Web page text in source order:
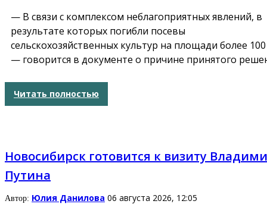
— В связи с комплексом неблагоприятных явлений, в
результате которых погибли посевы
сельскохозяйственных культур на площади более 100
— говорится в документе о причине принятого
Читать полностью
Новосибирск готовится к визиту
Путина
Автор: Юлия Данилова 06 августа 2026, 12:05